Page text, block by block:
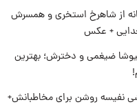
از شاهرخ استخری و همسرش
+ عکس
ضیغمی و دخترش؛ بهترین
نفیسه روشن برای مخاطبانش+